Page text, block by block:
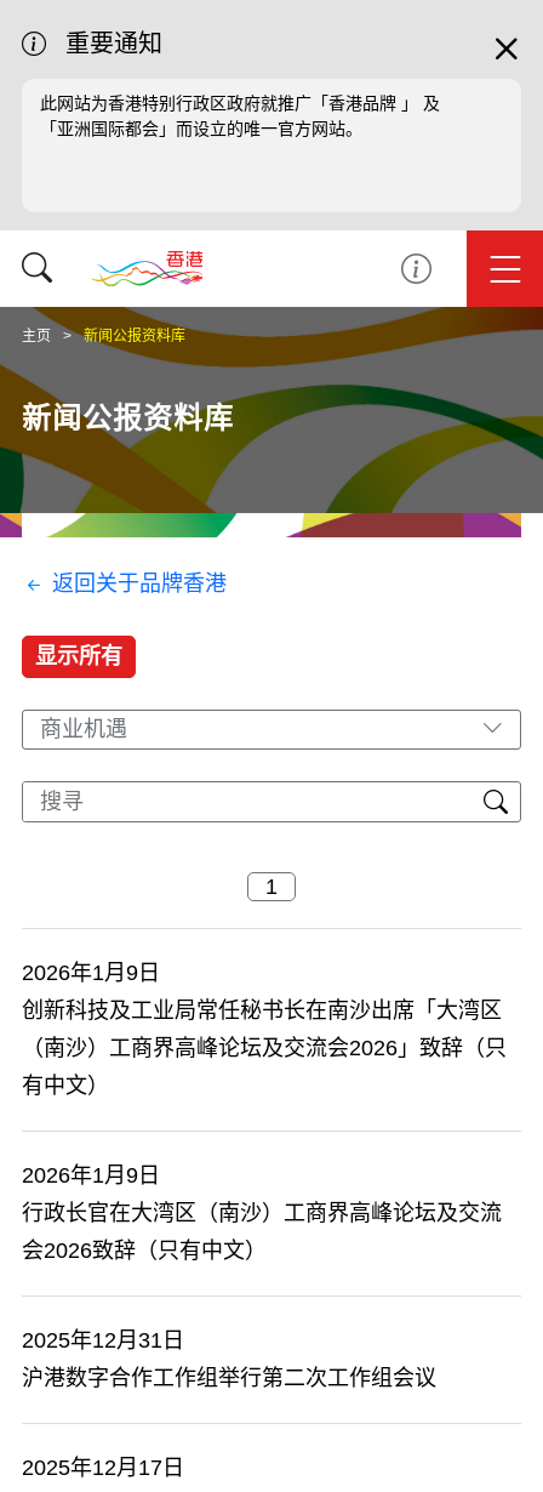
重要通知
此网站为香港特别行政区政府就推广「香港品牌 」 及
「亚洲国际都会」而设立的唯一官方网站。
主页 新闻公报资料库
新闻公报资料库
返回关于品牌香港
显示所有
商业机遇
2026年1月9日
创新科技及工业局常任秘书长在南沙出席「大湾区
（南沙）工商界高峰论坛及交流会2026」致辞（只
有中文）
2026年1月9日
​行政长官在大湾区（南沙）工商界高峰论坛及交流
会2026致辞（只有中文）
2025年12月31日
沪港数字合作工作组举行第二次工作组会议
2025年12月17日